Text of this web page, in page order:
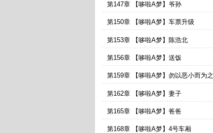
第147章 【哆啦A梦】爷孙
第150章 【哆啦A梦】车票升级
第153章 【哆啦A梦】陈浩北
第156章 【哆啦A梦】送饭
第159章 【哆啦A梦】勿以恶小而为之
第162章 【哆啦A梦】妻子
第165章 【哆啦A梦】爸爸
第168章 【哆啦A梦】4号车厢